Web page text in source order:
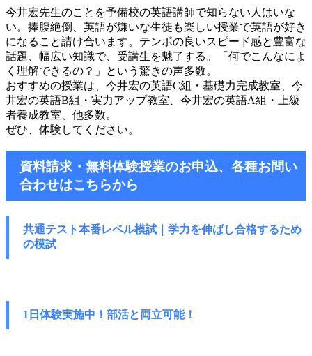
今井宏先生のことを予備校の英語講師で知らない人はいな
い。捧腹絶倒、英語が嫌いな生徒も楽しい授業で英語が好き
になること請け合います。テンポの良いスピード感と豊富な
話題、幅広い知識で、受講生を魅了する。「何でこんなによ
く理解できるの？」という驚きの声多数。
おすすめの授業は、今井宏の英語C組・基礎力完成教室、今
井宏の英語B組・実力アップ教室、今井宏の英語A組・上級
者養成教室、他多数。
ぜひ、体験してください。
資料請求・無料体験授業のお申込、各種お問い
合わせはこちらから
共通テスト本番レベル模試｜学力を伸ばし合格するため
の模試
1日体験実施中！部活と両立可能！